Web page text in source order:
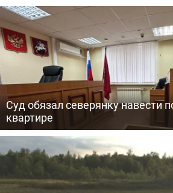
Суд обязал северянку навести
квартире